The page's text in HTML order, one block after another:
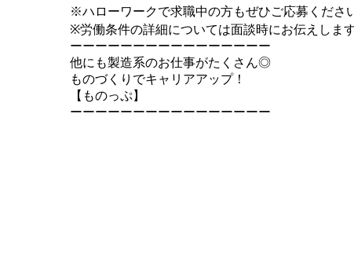
※ハローワークで求職中の方もぜひご応募くださ
※労働条件の詳細については面談時にお伝えします
ーーーーーーーーーーーーーーーー
他にも製造系のお仕事がたくさん◎
ものづくりでキャリアアップ！
【ものっぷ】
ーーーーーーーーーーーーーーーー